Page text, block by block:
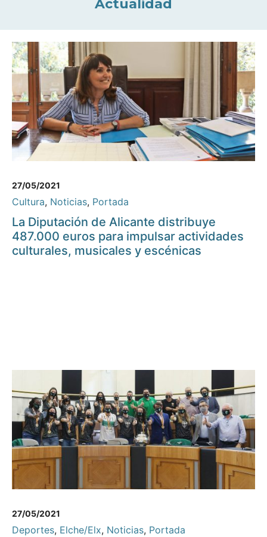
Actualidad
27/05/2021
Cultura, Noticias, Portada
La Diputación de Alicante distribuye
487.000 euros para impulsar actividades
culturales, musicales y escénicas
27/05/2021
Deportes, Elche/Elx, Noticias, Portada